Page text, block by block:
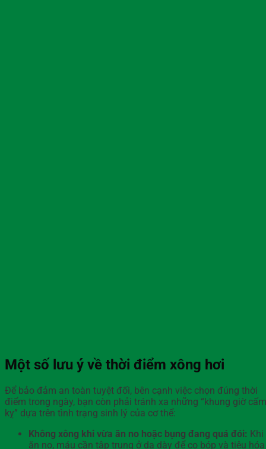
Một số lưu ý về thời điểm xông hơi
Để bảo đảm an toàn tuyệt đối, bên cạnh việc chọn đúng thời
điểm trong ngày, bạn còn phải tránh xa những “khung giờ cấm
kỵ” dựa trên tình trạng sinh lý của cơ thể:
Không xông khi vừa ăn no hoặc bụng đang quá đói: Khi
ăn no, máu cần tập trung ở dạ dày để co bóp và tiêu hóa